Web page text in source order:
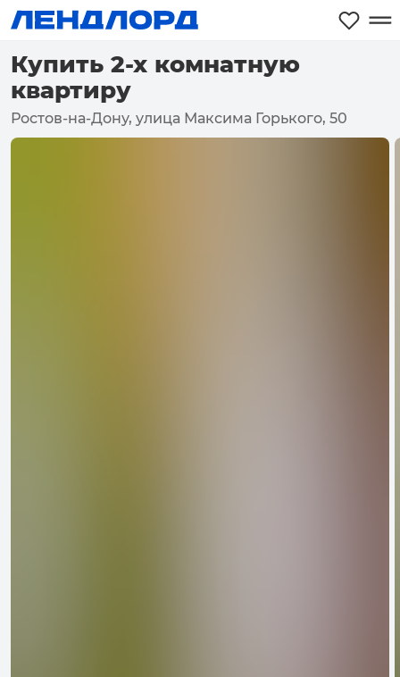
Купить 2-х комнатную
квартиру
Ростов-на-Дону, улица Максима Горького, 50